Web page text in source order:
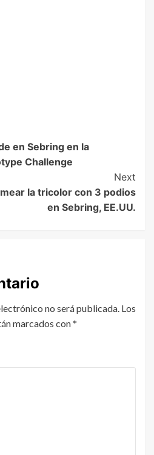
en Sebring en la
Challenge
Next
la tricolor con 3 podios
en Sebring, EE.UU.
no será publicada. Los
marcados con*